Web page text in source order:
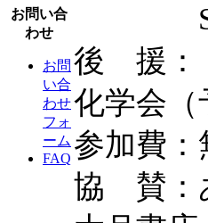
お問い合
わせ
お問
い合
わせ
フォ
ーム
FAQ
SLLS
後 援：
化学会（
参加費
協 賛：